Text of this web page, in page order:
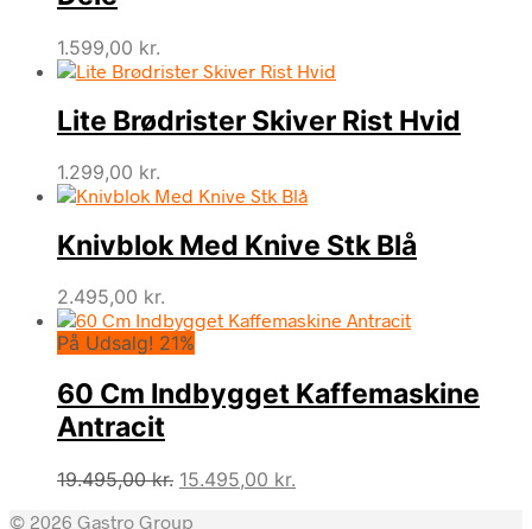
1.599,00 kr.
Lite Brødrister Skiver Rist Hvid
1.299,00 kr.
Knivblok Med Knive Stk Blå
2.495,00 kr.
På Udsalg! 21%
60 Cm Indbygget Kaffemaskine
Antracit
19.495,00kr. Den
15.495,00 kr.
© 2026 Gastro Group